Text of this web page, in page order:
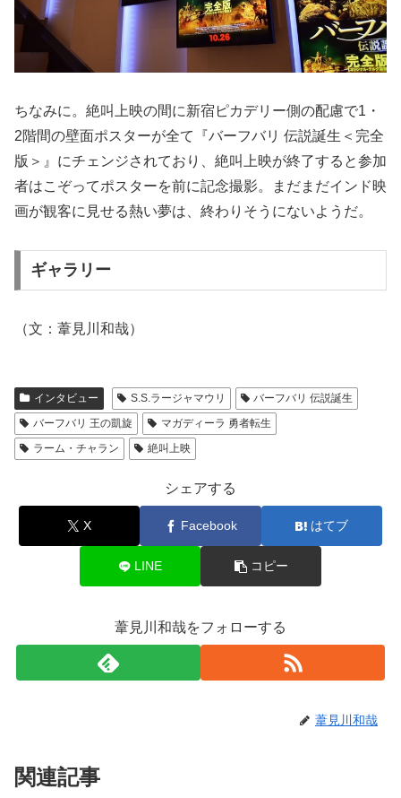
ちなみに。絶叫上映の間に新宿ピカデリー側の配慮で1・
2階間の壁面ポスターが全て『バーフバリ 伝説誕生＜完全
版＞』にチェンジされており、絶叫上映が終了すると参加
者はこぞってポスターを前に記念撮影。まだまだインド映
画が観客に見せる熱い夢は、終わりそうにないようだ。
ギャラリー
（文：葦見川和哉）
インタビュー S.S.ラージャマウリ
バーフバリ 伝説誕生
バーフバリ 王の凱旋
マガディーラ 勇者転生
ラーム・チャラン
絶叫上映
シェアする
X Facebook はてブ
LINE コピー
葦見川和哉をフォローする
葦見川和哉
関連記事